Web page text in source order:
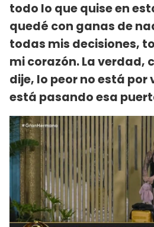
todo lo que quise en
quedé con ganas de
todas mis decisiones,
mi corazón. La verdad,
dije, lo peor no está por
está pasando esa